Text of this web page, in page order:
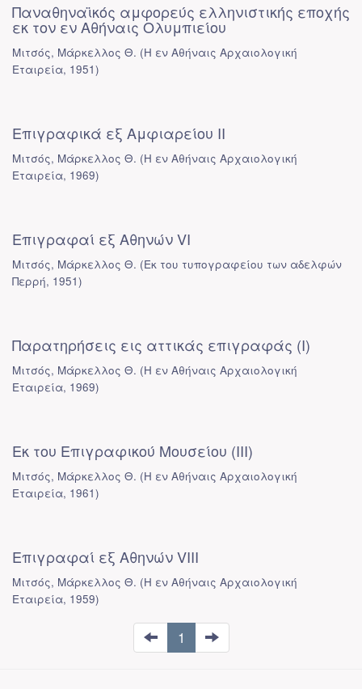
Παναθηναϊκός αμφορεύς ελληνιστικής εποχής
εκ τον εν Αθήναις Ολυμπιείου
Μιτσός, Μάρκελλος Θ. (Η εν Αθήναις Αρχαιολογική
Εταιρεία, 1951)
Επιγραφικά εξ Αμφιαρείου ΙΙ
Μιτσός, Μάρκελλος Θ. (Η εν Αθήναις Αρχαιολογική
Εταιρεία, 1969)
Επιγραφαί εξ Αθηνών VI
Μιτσός, Μάρκελλος Θ. (Εκ του τυπογραφείου των αδελφών
Περρή, 1951)
Παρατηρήσεις εις αττικάς επιγραφάς (Ι)
Μιτσός, Μάρκελλος Θ. (Η εν Αθήναις Αρχαιολογική
Εταιρεία, 1969)
Εκ του Επιγραφικού Μουσείου (ΙΙΙ)
Μιτσός, Μάρκελλος Θ. (Η εν Αθήναις Αρχαιολογική
Εταιρεία, 1961)
Επιγραφαί εξ Αθηνών VIII
Μιτσός, Μάρκελλος Θ. (Η εν Αθήναις Αρχαιολογική
Εταιρεία, 1959)
1